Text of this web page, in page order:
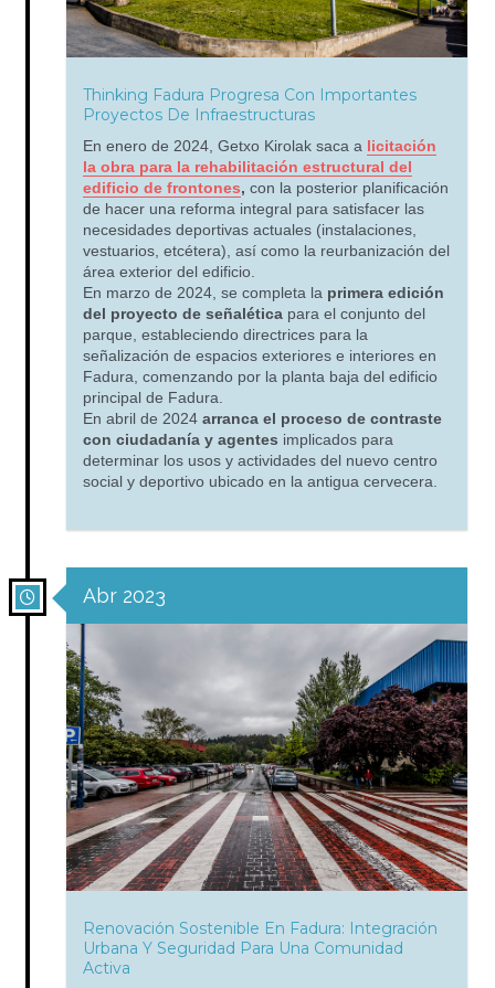
Thinking Fadura Progresa Con Importantes
Proyectos De Infraestructuras
En enero de 2024, Getxo Kirolak saca a licitación
la obra para la rehabilitación estructural del
edificio de frontones, con la posterior planificación
de hacer una reforma integral para satisfacer las
necesidades deportivas actuales (instalaciones,
vestuarios, etcétera), así como la reurbanización del
área exterior del edificio.
En marzo de 2024, se completa la primera edición
del proyecto de señalética para el conjunto del
parque, estableciendo directrices para la
señalización de espacios exteriores e interiores en
Fadura, comenzando por la planta baja del edificio
principal de Fadura.
En abril de 2024 arranca el proceso de contraste
con ciudadanía y agentes implicados para
determinar los usos y actividades del nuevo centro
social y deportivo ubicado en la antigua cervecera.
Abr 2023
Renovación Sostenible En Fadura: Integración
Urbana Y Seguridad Para Una Comunidad
Activa